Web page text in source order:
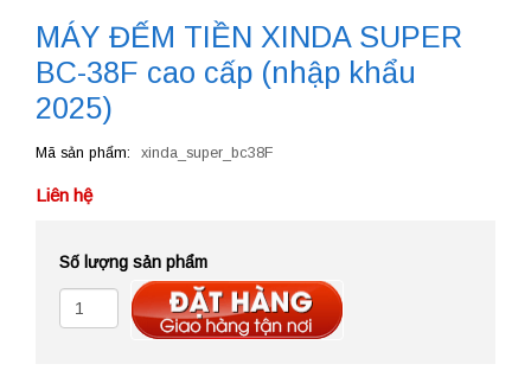
MÁY ĐẾM TIỀN XINDA SUPER
BC-38F cao cấp (nhập khẩu
2025)
Mã sản phẩm xinda_super_bc38F
Liên hệ
Số lượng sản phẩm